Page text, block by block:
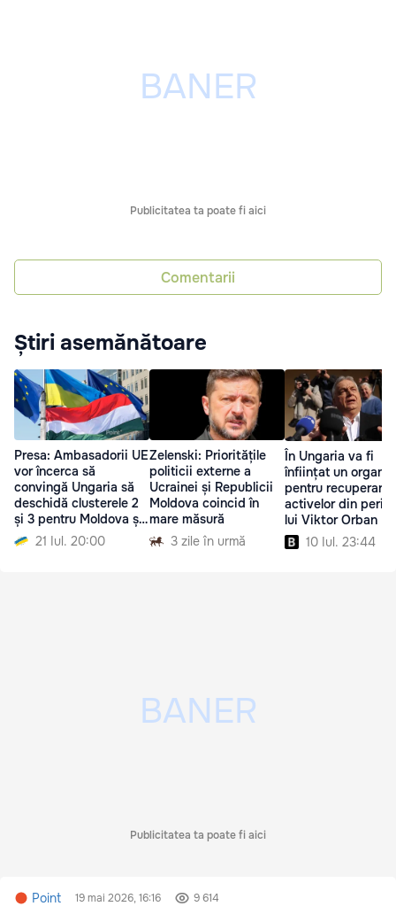
Publicitatea ta poate fi aici
Comentarii
Știri asemănătoare
Presa: Ambasadorii UE
vor încerca să
convingă Ungaria să
deschidă clusterele 2
și 3 pentru Moldova și
Ucraina21 Iul. 20:00
Zelenski: Prioritățile
politicii externe a
Ucrainei și Republicii
Moldova coincid în
mare măsură
3 zile în urmă
În Ungaria va fi
înființat un
pentru recuperarea
activelor din
lui Viktor Orban
10 Iul. 23:44
Publicitatea ta poate fi aici
Point 19 mai 2026, 16:16 9 614